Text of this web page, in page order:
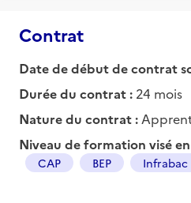
Contrat
Date de début de contrat
Durée du contrat : 24 mois
Nature du contrat :
Niveau de formation visé
CAP BEP Infrabac